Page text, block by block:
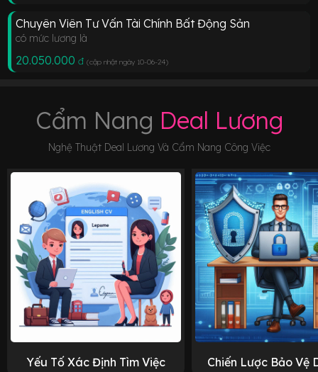
Chuyên Viên Tư Vấn Tài Chính Bất Động Sản
có mức lương là
20.050.000 đ (cập nhật ngày 10-06-24)
Cẩm Nang Deal Lương
Nghệ Thuật Deal Lương Và Cẩm Nang Công Việc
Yếu Tố Xác Định Tìm Việc Chiến Lược Bảo Vệ